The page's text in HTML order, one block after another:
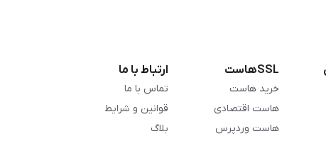
SSLهاست
خرید هاست
هاست اقتصادی
هاست وردپرس
ارتباط با ما
تماس با ما
قوانین و شرایط
بلاگ